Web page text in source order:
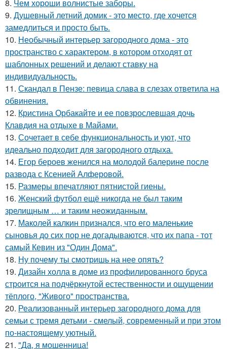
8. Чем хороши волнистые заборы.
9. Душевный летний домик - это место, где хочется
замедлиться и просто быть.
10. Необычный интерьер загородного дома - это
пространство с характером, в котором отходят от
шаблонных решений и делают ставку на
индивидуальность.
11. Скандал в Пензе: певица слава в слезах ответила на
обвинения.
12. Кристина Орбакайте и ее повзрослевшая дочь
Клавдия на отдыхе в Майами.
13. Сочетает в себе функциональность и уют, что
идеально подходит для загородного отдыха.
14. Егор бероев женился на молодой балерине после
развода с Ксенией Алферовой.
15. Размеры впечатляют пятнистой гиены.
16. Женский футбол ещё никогда не был таким
зрелищным … и таким неожиданным.
17. Маколей калкин признался, что его маленькие
сыновья до сих пор не догадываются, что их папа - тот
самый Кевин из "Один Дома".
18. Ну почему ты смотришь на нее опять?
19. Дизайн холла в доме из профилированного бруса
строится на подчёркнутой естественности и ощущении
тёплого, "Живого" пространства.
20. Реализованный интерьер загородного дома для
семьи с тремя детьми - смелый, современный и при этом
по-настоящему уютный.
21. "Да, я мошенница!